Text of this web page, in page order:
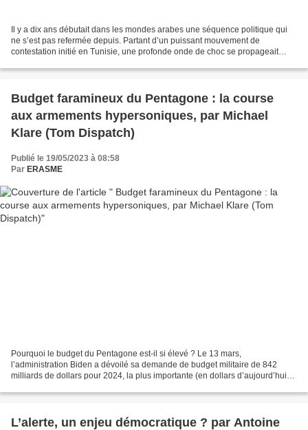
Il y a dix ans débutait dans les mondes arabes une séquence politique qui
ne s’est pas refermée depuis. Partant d’un puissant mouvement de
contestation initié en Tunisie, une profonde onde de choc se propageait
Budget faramineux du Pentagone : la course
aux armements hypersoniques, par Michael
Klare (Tom Dispatch)
Publié le 19/05/2023 à 08:58
Par ERASME
Pourquoi le budget du Pentagone est-il si élevé ? Le 13 mars,
l’administration Biden a dévoilé sa demande de budget militaire de 842
milliards de dollars pour 2024, la plus importante (en dollars d’aujourd’hui)
L’alerte, un enjeu démocratique ? par Antoine